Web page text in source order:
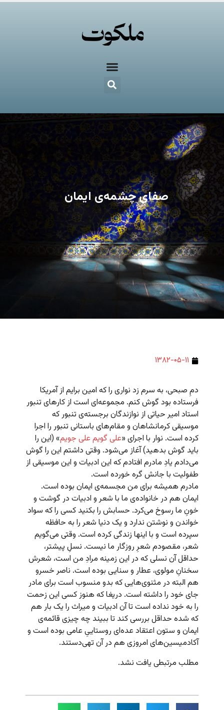
صفای چشمه‌ی ایمان
۱۳۸۲-۰۵-۱۱
دمِ صبحی، به سرم زد نواری را که امین برایم از آمریکا
فرستاده بود گوش کنم. مجموعه‌ای است از کارهای تنبور
استاد امیر حیاتی از نوازندگان برجسته‌ی تنبور که
موسیقی کرمانشاهان و مقام‌های باستانی تنبور را اجرا
کرده است. نوار با اجرای «علی گویم علی جویم» (این را
باید گوش بدهید) آغاز می‌شود. وقتی داشتم این را گوش
می‌دادم یادِ مادرم افتادم که این ادبیات و این موسیقی از
طفولیت با جانش گره خورده است.
مادرم همیشه برای من مجسمه‌ی ایمان بوده است.
ایمان هم در خانواده‌ی ما با شعر و ادبیات در گوشت و
خونِ ما رسوخ می‌کرد. حسابش را بکنید کسی را که سواد
خواندن و نوشتن ندارد و یک دنیا شعر را به حافظه
سپرده است و با اینها زندگی کرده است. وقتی می‌گویم
شعر، مقصودم شعرِ روزگار ما نیست. نسلِ پیشتر،
حداقل آن نسلی که در این زمینه مرادِ من است، شعرش
سخنانِ مولوی، عطار و سنایی بوده است. ناصر خسرو
هم البته در مثنوی‌هایی که بدو منسوب است برای مادر
جای خود را داشته است. دریغا که هنوز کسی این زحمت
را به خود نداده است تا آن ادبیات و میراث را یک بار هم
که شده حداقل بررسی کند تا ببیند چه چیزی قائمه‌ی
ایمان و ستون اعتقاد عده‌ای روستاییِ عامی بوده است و
آکادمیسین‌های امروزی هم در آن تهی‌دستند.
مطلب مرتبطی یافت نشد.